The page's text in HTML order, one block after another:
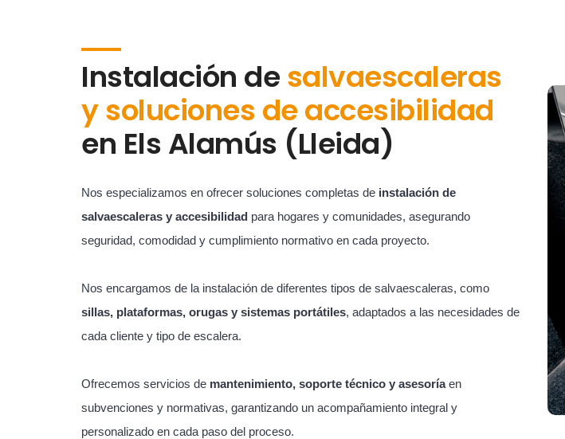
Instalación desalvaescaleras
y soluciones de accesibilidad
en Els Alamús (Lleida)
Nos especializamos en ofrecer soluciones completas de instalación de
salvaescaleras y accesibilidad para hogares y comunidades, asegurando
seguridad, comodidad y cumplimiento normativo en cada proyecto.
Nos encargamos de la instalación de diferentes tipos de salvaescaleras, como
sillas, plataformas, orugas y sistemas portátiles, adaptados a las necesidades de
cada cliente y tipo de escalera.
Ofrecemos servicios de mantenimiento, soporte técnico y asesoríaen
subvenciones y normativas, garantizando un acompañamiento integral y
personalizado en cada paso del proceso.